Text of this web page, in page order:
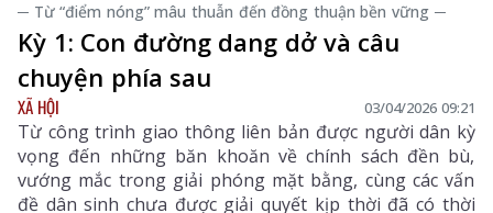
─ Từ “điểm nóng” mâu thuẫn đến đồng thuận bền vững ─
Kỳ 1: Con đường dang dở và câu
chuyện phía sau
XÃ HỘI 03/04/2026 09:21
Từ công trình giao thông liên bản được người dân kỳ
vọng đến những băn khoăn về chính sách đền bù,
vướng mắc trong giải phóng mặt bằng, cùng các vấn
đề dân sinh chưa được giải quyết kịp thời đã có thời